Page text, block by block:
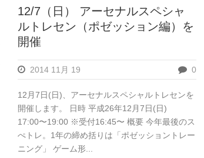
12/7（日） アーセナルスペシャ
ルトレセン（ポゼッション編）を
開催
2014 11月 19 0
12月7日(日)、アーセナルスペシャルトレセンを
開催します。 日時 平成26年12月7日(日)
17:00〜19:00 ※受付16:45〜 概要 今年最後のス
ぺトレ。1年の締め括りは「ポゼッショントレー
ニング」 ゲーム形...